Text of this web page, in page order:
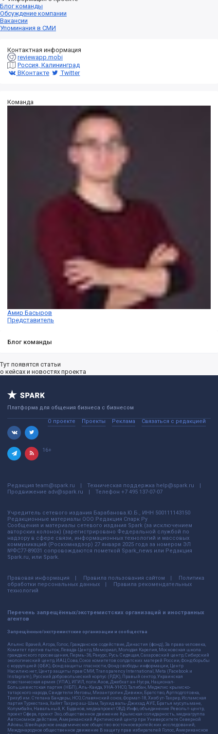
Блог команды
Обсуждение компании
Вакансии
Упоминания в СМИ
Контактная информация
reviewapp.mobi
Россия, Калининград
ВКонтакте
Twitter
Команда
Амир Басыров
Представитель
Блог команды
Тут появятся статьи
о кейсах и новостях проекта
Платформа для общения бизнеса с бизнесом
О проекте Проекты Реклама Связаться с редакцией
16+
Редакция team@spark.ru Техническая поддержка help@spark.ru
Продвижение adv@spark.ru Телефон +7 495 137-07-07
Учредитель сетевого издания Барабанова.Ю.Б., ИНН 500111143150
Редакционные материалы ООО Редакция Спарк Ру
Сообщения и материалы сетевого издания Spark (за исключением
авторских колонок) (зарегистрировано Федеральной службой по
надзору в сфере связи, информационных технологий и массовых
коммуникаций (Роскомнадзор) 27 января 2025 года за номером ЭЛ
№ФС77-89031 сопровождаются пометкой Spark_news или Редакция
Spark.ru, или Spark.
Правовая информация Правила пользования сайтом
Политика
обработки персональных данных
Правила рекомендательных
технологий
Перечень запрещённых/экстремистских организаций и иностранных
агентов
Запрещённые/экстремистские организации и сообщества
Альянс Врачей, Агора, Голос, Гражданское содействие, Династия (фонд), За права человека,
Комитет против пыток, Левада-Центр, Мемориал, Молодая Карелия, Московская школа
гражданского просвещения, Пермь-36, Ракурс, Русь Сидящая, Сахаровский центр, Сибирский
экологический центр, ИАЦ Сова, Союз комитетов солдатских матерей России, Фонд борьбы
с коррупцией (ФБК), Фонд защиты гласности, Фонд свободы информации, Центр
Насилию.нет, Центр защиты прав СМИ, Transparency International, Meta (Facebook и
Instagram), Русский добровольческий корпус (РДК), Правый сектор, Украинская
повстанческая армия (УПА), ИГИЛ, полк Азов, Джебхат ан-Нусра, Национал-
Большевистская партия (НБП), Аль-Каида, УНА-УНСО, Талибан, Меджлис крымско-
татарского народа, Свидетели Иеговы, Мизантропик Дивижн, Братство, Артподготовка,
Тризуб им. Степана Бандеры, НСО, Славянский союз, Формат-18, Хизб ут-Тахрир, Исламская
партия Туркестана, Хайят Тахрир аш-Шам, Таухид валь-Джихад, АУЕ, Братья мусульмане,
Колумбайн, Навальный, К. Буданов, медиапроект ОВД-Инфо, объединение Револьт-центр,
проект Сфера, проект Эхо, общественное движение Крымская солидарность, медиагруппа
Автономное действие, Американский Арктический центр при Университете Северной
Айовы, Швейцарское академическое общество восточноевропейских исследований,
Международное общественное движение В защиту прав избирателей Голос, Американское